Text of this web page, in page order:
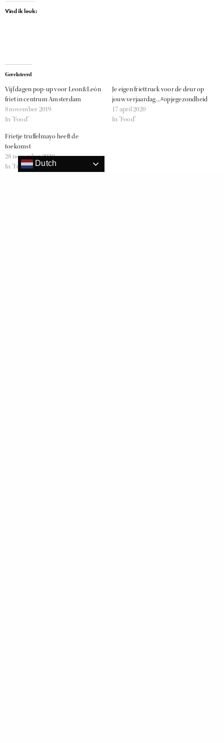
Vind ik leuk:
Gerelateerd
Vijf dagen pop-up voor Leon&León
friet in centrum Amsterdam
8 november 2019
In "Food"
Je eigen friettruck voor de deur op
jouw verjaardag…#opjegezondheid
17 april 2020
In "Food"
Frietje truffelmayo heeft de
toekomst
28 november 2020
In "Food" Dutch